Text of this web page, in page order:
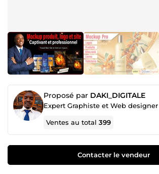
Proposé par DAKI_DIGITALE
Expert Graphiste et Web designer
Ventes au total399
Contacter le vendeur